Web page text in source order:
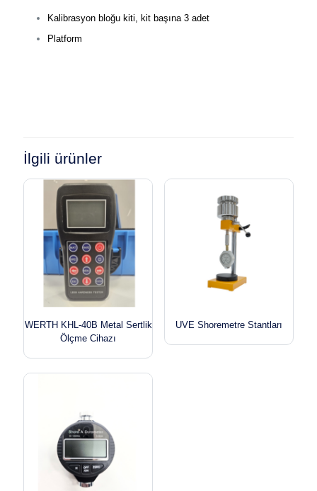
Kalibrasyon bloğu kiti, kit başına 3 adet
Platform
İlgili ürünler
WERTH KHL-40B Metal Sertlik
Ölçme Cihazı
UVE Shoremetre Stantları